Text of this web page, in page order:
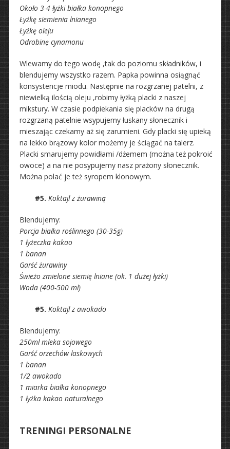
Około 3-4 łyżki białka konopnego
Łyżkę siemienia lnianego
Łyżkę oleju
Odrobinę cynamonu
Wlewamy do tego wodę ,tak do poziomu składników, i
blendujemy wszystko razem. Papka powinna osiągnąć
konsystencje miodu. Następnie na rozgrzanej patelni, z
niewielką ilością oleju ,robimy łyżką placki z naszej
mikstury. W czasie podpiekania się placków na drugą
rozgrzaną patelnie wsypujemy łuskany słonecznik i
mieszając czekamy aż się zarumieni. Gdy placki się upieką
na lekko brązowy kolor możemy je ściągać na talerz.
Placki smarujemy powidłami /dżemem (można też pokroić
owoce) a na nie posypujemy nasz prażony słonecznik.
Można polać je też syropem klonowym.
#5. Koktajl z żurawiną
Blendujemy:
Porcja białka roślinnego (30-35g)
1 łyżeczka kakao
1 banan
Garść żurawiny
Świeżo zmielone siemię lniane (ok. 1 dużej łyżki)
Woda (400-500 ml)
#5. Koktajl z awokado
Blendujemy:
250ml mleka sojowego
Garść orzechów laskowych
1 banan
1/2 awokado
1 miarka białka konopnego
1 łyżka kakao naturalnego
TRENINGI PERSONALNE